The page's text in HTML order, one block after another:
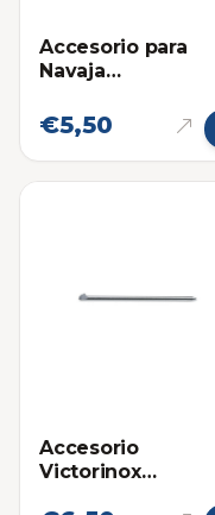
Accesorio para
Navaja
Destornillador
Victorinox
€5,50
Accesorio
Victorinox